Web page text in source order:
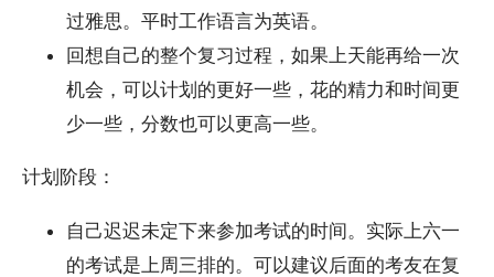
过雅思。平时工作语言为英语。
回想自己的整个复习过程，如果上天能再给一次
机会，可以计划的更好一些，花的精力和时间更
少一些，分数也可以更高一些。
计划阶段：
自己迟迟未定下来参加考试的时间。实际上六一
的考试是上周三排的。可以建议后面的考友在复